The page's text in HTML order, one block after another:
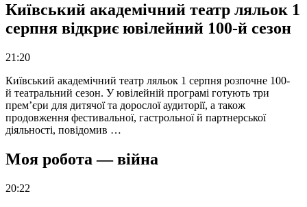
Київський академічний театр ляльок 1
серпня відкриє ювілейний 100-й сезон
21:20
Київський академічний театр ляльок 1 серпня розпочне 100-
й театральний сезон. У ювілейній програмі готують три
прем’єри для дитячої та дорослої аудиторії, а також
продовження фестивальної, гастрольної й партнерської
діяльності, повідомив …
Моя робота — війна
20:22